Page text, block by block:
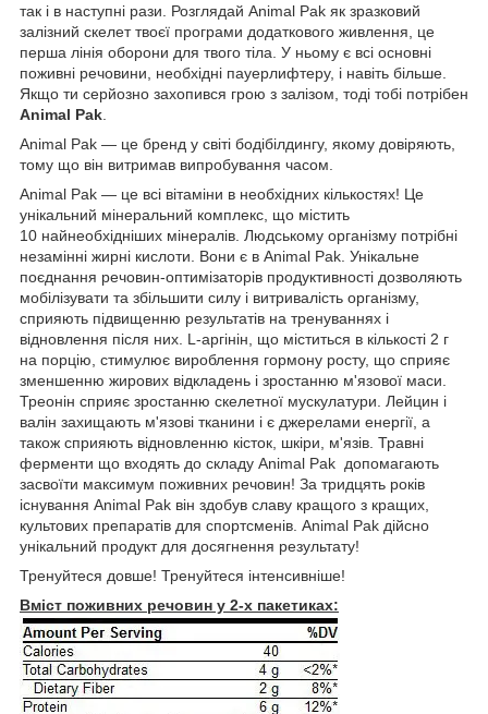
так і в наступні рази. Розглядай Animal Pak як зразковий
залізний скелет твоєї програми додаткового живлення, це
перша лінія оборони для твого тіла. У ньому є всі основні
поживні речовини, необхідні пауерлифтеру, і навіть більше.
Якщо ти серйозно захопився грою з залізом, тоді тобі потрібен
Animal Pak
Animal Pak ― це бренд у світі бодібілдингу, якому довіряють,
тому що він витримав випробування часом.
Animal Pak ― це всі вітаміни в необхідних кількостях! Це
унікальний мінеральний комплекс, що містить
10 найнеобхідніших мінералів. Людському організму потрібні
незамінні жирні кислоти. Вони є в Animal Pak. Унікальне
поєднання речовин-оптимізаторів продуктивності дозволяють
мобілізувати та збільшити силу і витривалість організму,
сприяють підвищенню результатів на тренуваннях і
відновлення після них. L-аргінін, що міститься в кількості 2 г
на порцію, стимулює вироблення гормону росту, що сприяє
зменшенню жирових відкладень і зростанню м'язової маси.
Треонін сприяє зростанню скелетної мускулатури. Лейцин і
валін захищають м'язові тканини і є джерелами енергії, а
також сприяють відновленню кісток, шкіри, м'язів. Травні
ферменти що входять до складу Animal Pak допомагають
засвоїти максимум поживних речовин! За тридцять років
існування Animal Pak він здобув славу кращого з кращих,
культових препаратів для спортсменів. Animal Pak дійсно
унікальний продукт для досягнення результату!
Тренуйтеся довше! Тренуйтеся інтенсивніше!
Вміст поживних речовин у 2-х пакетиках: